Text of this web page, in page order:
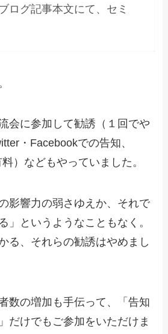
ログ記事本文にて、セミ
会に参加して勧誘（１回でや
・Facebookでの告知、
）などもやっていました。
影響力の弱さゆえか、それで
」というようなこともなく。
る、それらの勧誘はやめまし
数の増加も手伝って、「告知
だけでもご参加をいただけま